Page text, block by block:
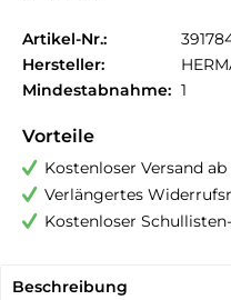
Artikel-Nr.:
Hersteller:
Mindestabnahme: 1
Vorteile
Kostenloser Versand
Verlängertes
Kostenloser
Beschreibung